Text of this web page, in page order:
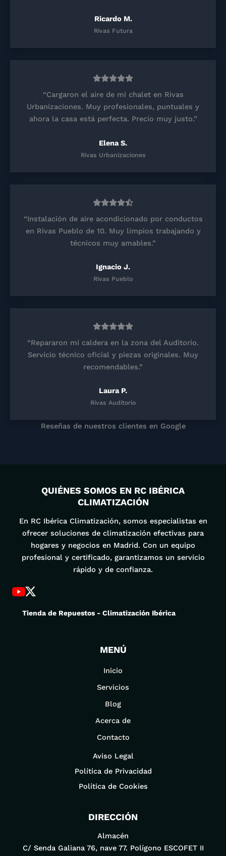
Ricardo M.
Rivas Futura
“Cargaron el aire de mi chalet en Rivas
Urbanizaciones. Muy profesionales, puntuales y
ahora la casa está perfecta. Precio muy justo.”
Elena S.
Rivas Urbanizaciones
“Instalación de aire acondicionado por conductos
en Rivas Pueblo de 10. Muy limpios trabajando y
técnicos muy amables.”
Ignacio J.
Rivas Pueblo
“Repararon mi caldera en la zona del Auditorio.
Servicio técnico oficial y piezas originales. Muy
recomendables.”
Laura P.
Rivas Auditorio
Reseñas de nuestros clientes en Google
QUIÉNES SOMOS EN RC IBÉRICA
CLIMATIZACIÓN
En RC Ibérica Climatización, somos especialistas en
ofrecer soluciones de climatización efectivas para
hogares y negocios en Madrid. Con un equipo
profesional y certificado, garantizamos un servicio
rápido y de confianza.
Tienda de Repuestos - Climatización Ibérica
MENÚ
Inicio
Servicios
Blog
Acerca de
Contacto
Aviso Legal
Política de Privacidad
Política de Cookies
DIRECCIÓN
Almacén
C/ Senda Galiana 76, nave 77. Polígono ESCOFET II